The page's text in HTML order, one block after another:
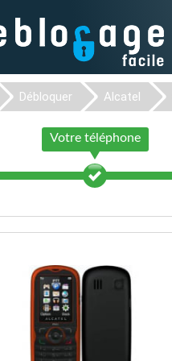
Débloquer Alcatel
Votre téléphone